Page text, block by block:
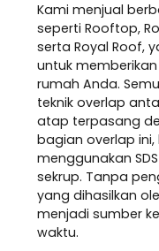
Kami menjual
seperti Rooftop,
serta Royal Roof,
untuk
rumah Anda.
teknik overlap
atap terpasang
bagian overlap
menggunakan
sekrup. Tanpa
yang dihasilkan
menjadi sumber
waktu.